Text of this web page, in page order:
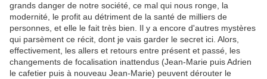
grands danger de notre société, ce mal qui nous ronge, la
modernité, le profit au détriment de la santé de milliers de
personnes, et elle le fait très bien. Il y a encore d'autres mystères
qui parsèment ce récit, dont je vais garder le secret ici. Alors,
effectivement, les allers et retours entre présent et passé, les
changements de focalisation inattendus (Jean-Marie puis Adrien
le cafetier puis à nouveau Jean-Marie) peuvent dérouter le